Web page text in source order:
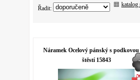
Řadit:
katalog
Náramek Ocelový pánský s
štěstí 15843